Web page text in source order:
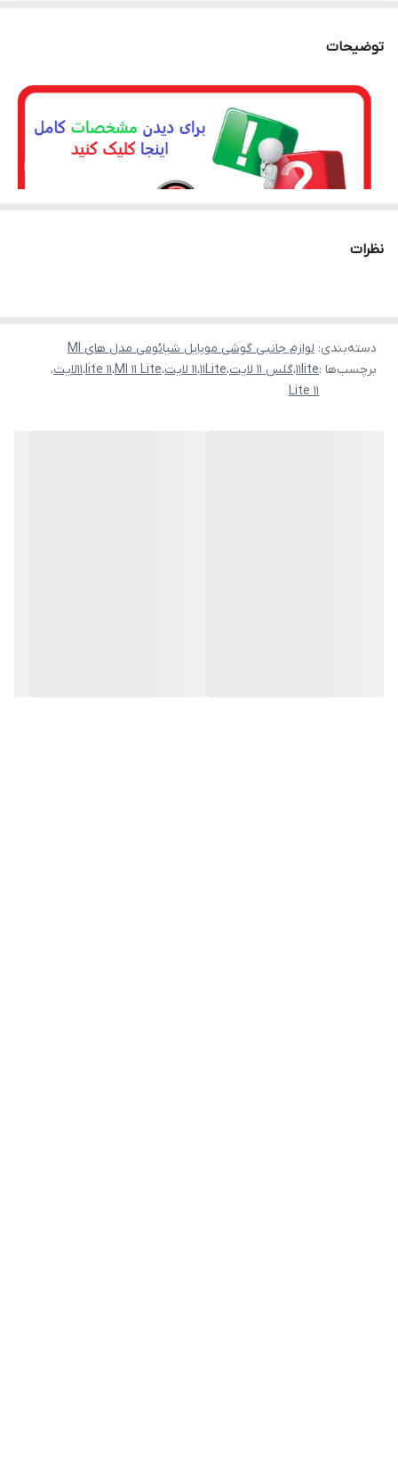
توضیحات
نظرات
دسته‌بندی: لوازم جانبی گوشی موبایل شیائومی مدل های MI
برچسب‌ها :11lite،گلس 11 لایت ،11Lite،11 لایت ،MI 11 Lite،11 lite ،11لایت
،
11 Lite